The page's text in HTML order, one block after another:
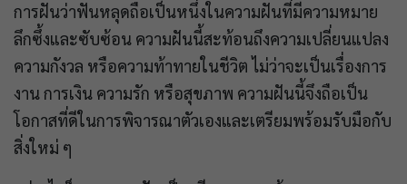
การฝันว่าฟันหลุดถือเป็นหนึ่งในความฝันที่มีความหมาย
ลึกซึ้งและซับซ้อน ความฝันนี้สะท้อนถึงความเปลี่ยนแปลง
ความกังวล หรือความท้าทายในชีวิต ไม่ว่าจะเป็นเรื่องการ
งาน การเงิน ความรัก หรือสุขภาพ ความฝันนี้จึงถือเป็น
โอกาสที่ดีในการพิจารณาตัวเองและเตรียมพร้อมรับมือกับ
สิ่งใหม่ ๆ